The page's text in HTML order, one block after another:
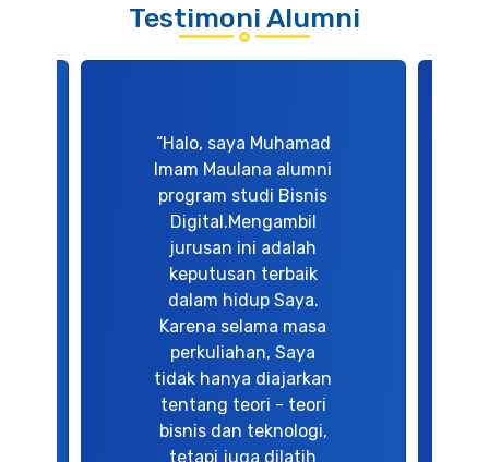
Testimoni Alumni
“Halo, saya Muhamad
Imam Maulana alumni
program studi Bisnis
Digital.Mengambil
jurusan ini adalah
keputusan terbaik
dalam hidup Saya.
Karena selama masa
perkuliahan, Saya
tidak hanya diajarkan
tentang teori - teori
bisnis dan teknologi,
tetapi juga dilatih